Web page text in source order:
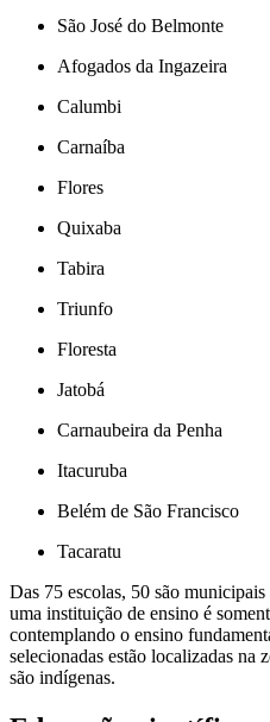
São José do Belmonte
Afogados da Ingazeira
Calumbi
Carnaíba
Flores
Quixaba
Tabira
Triunfo
Floresta
Jatobá
Carnaubeira da Penha
Itacuruba
Belém de São Francisco
Tacaratu
Das 75 escolas, 50 são municipais
uma instituição de ensino é
contemplando o ensino
selecionadas estão localizadas na
são indígenas.